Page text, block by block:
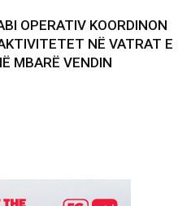
OPERATIV KOORDINON
NË VATRAT E
MBARË VENDIN